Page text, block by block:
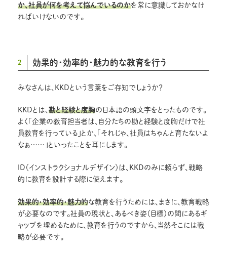
か、社員が何を考えて悩んでいるのかを常に意識しておかなけ
ればいけないのです。
2 効果的・効率的・魅力的な教育を行う
みなさんは、KKDという言葉をご存知でしょうか？
KKDとは、 勘と経験と度胸の日本語の頭文字をとったものです。
よく「企業の教育担当者は、自分たちの勘と経験と度胸だけで社
員教育を行っている」とか、「それじゃ、社員はちゃんと育たないよ
なぁ……」といったことを耳にします。
ID（インストラクショナルデザイン）は、KKDのみに頼らず、戦略
的に教育を設計する際に使えます。
効果的・効率的・魅力的な教育を行うためには、まさに、教育戦略
が必要なのです。社員の現状と、あるべき姿（目標）の間にあるギ
ャップを埋めるために、教育を行うのですから、当然そこには戦
略が必要です。